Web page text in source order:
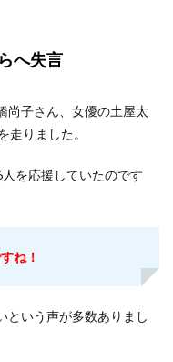
へ失言
尚子さん、女優の土屋太
走りました。
を応援していたのです
ね！
という声が多数ありまし